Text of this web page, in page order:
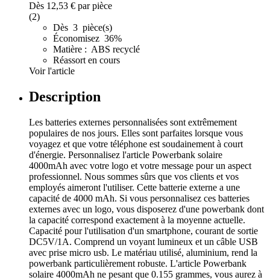
Dès 12,53 € par pièce
(2)
Dès 3 pièce(s)
Économisez 36%
Matière : ABS recyclé
Réassort en cours
Voir l'article
Description
Les batteries externes personnalisées sont extrêmement
populaires de nos jours. Elles sont parfaites lorsque vous
voyagez et que votre téléphone est soudainement à court
d'énergie. Personnalisez l'article Powerbank solaire
4000mAh avec votre logo et votre message pour un aspect
professionnel. Nous sommes sûrs que vos clients et vos
employés aimeront l'utiliser. Cette batterie externe a une
capacité de 4000 mAh. Si vous personnalisez ces batteries
externes avec un logo, vous disposerez d'une powerbank dont
la capacité correspond exactement à la moyenne actuelle.
Capacité pour l'utilisation d'un smartphone, courant de sortie
DC5V/1A. Comprend un voyant lumineux et un câble USB
avec prise micro usb. Le matériau utilisé, aluminium, rend la
powerbank particulièrement robuste. L'article Powerbank
solaire 4000mAh ne pesant que 0.155 grammes, vous aurez à